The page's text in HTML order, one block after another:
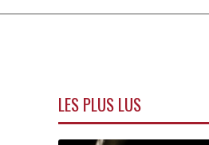
LES PLUS LUS